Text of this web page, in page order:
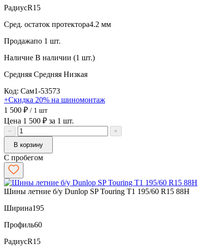
РадиусR15
Сред. остаток протектора4.2 мм
Продажапо 1 шт.
Наличие В наличии (1 шт.)
Средняя Средняя Низкая
Код: Сам1-53573
+Скидка 20% на шиномонтаж
1 500 ₽ / 1 шт
Цена 1 500 ₽ за 1 шт.
−
+
В корзину
С пробегом
Шины летние б/у Dunlop SP Touring T1 195/60 R15 88H
Ширина195
Профиль60
РадиусR15